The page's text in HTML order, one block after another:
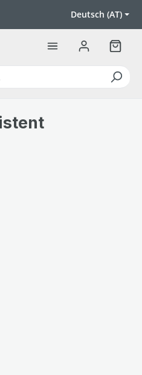
Deutsch (AT)